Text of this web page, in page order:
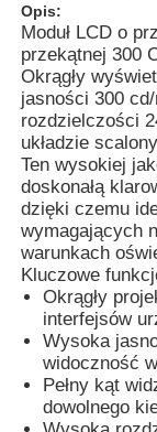
Do domu
Produkty
Filmy
Opis:
Moduł LCD o
przekątnej 300
Okrągły
jasności 300
rozdzielczości
układzie
Ten wysokiej
doskonałą
dzięki czemu
wymagających
warunkach
Kluczowe
Okrągły
interfejsów
Wysoka
widoczność
Pełny kąt
dowolnego